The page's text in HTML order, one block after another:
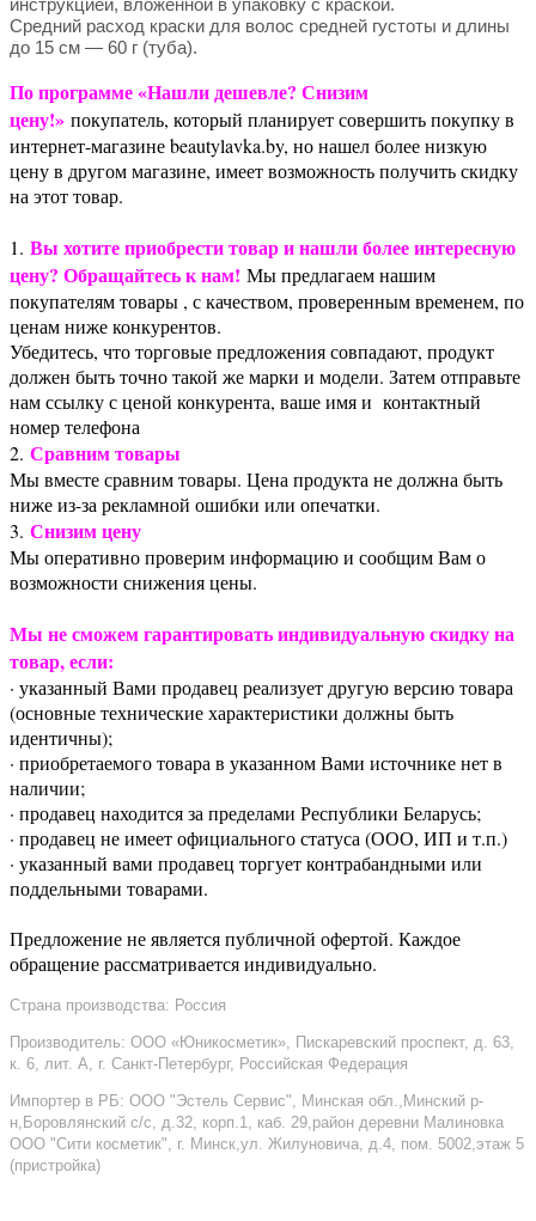
инструкцией, вложенной в упаковку с краской.
Средний расход краски для волос средней густоты и длины
до 15 см — 60 г (туба).
По программе «Нашли дешевле? Снизим
цену!» покупатель, который планирует совершить покупку в
интернет-магазине beautylavka.by, но нашел более низкую
цену в другом магазине, имеет возможность получить скидку
на этот товар.
1. Вы хотите приобрести товар и нашли более интересную
цену? Обращайтесь к нам! Мы предлагаем нашим
покупателям товары , с качеством, проверенным временем, по
ценам ниже конкурентов.
Убедитесь, что торговые предложения совпадают, продукт
должен быть точно такой же марки и модели. Затем отправьте
нам ссылку с ценой конкурента, ваше имя и контактный
номер телефона
2. Сравним товары
Мы вместе сравним товары. Цена продукта не должна быть
ниже из-за рекламной ошибки или опечатки.
3. Снизим цену
Мы оперативно проверим информацию и сообщим Вам о
возможности снижения цены.
Мы не сможем гарантировать индивидуальную скидку на
товар, если:
· указанный Вами продавец реализует другую версию товара
(основные технические характеристики должны быть
идентичны);
· приобретаемого товара в указанном Вами источнике нет в
наличии;
· продавец находится за пределами Республики Беларусь;
· продавец не имеет официального статуса (ООО, ИП и т.п.)
· указанный вами продавец торгует контрабандными или
поддельными товарами.
Предложение не является публичной офертой. Каждое
обращение рассматривается индивидуально.
Страна производства: Россия
Производитель: ООО «Юникосметик», Пискаревский проспект, д. 63,
к. 6, лит. А, г. Санкт-Петербург, Российская Федерация
Импортер в РБ: ООО "Эстель Сервис", Минская обл.,Минский р-
н,Боровлянский с/с, д.32, корп.1, каб. 29,район деревни Малиновка
ООО "Сити косметик", г. Минск,ул. Жилуновича, д.4, пом. 5002,этаж 5
(пристройка)